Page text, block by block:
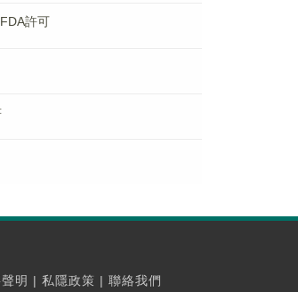
許可
明 | 私隱政策 | 聯絡我們